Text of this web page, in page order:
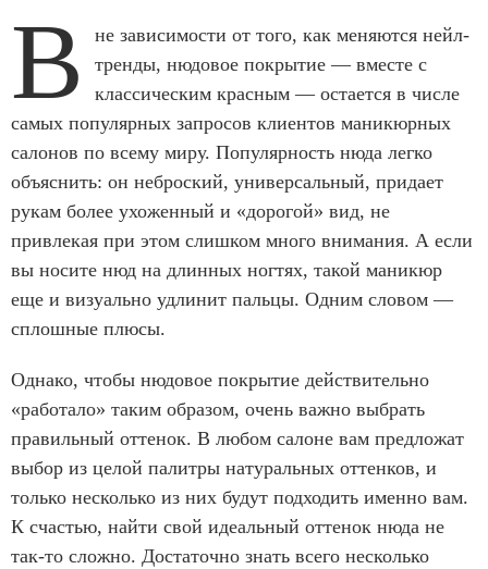
В
не зависимости от того, как меняются нейл-
тренды, нюдовое покрытие — вместе с
классическим красным — остается в числе
самых популярных запросов клиентов маникюрных
салонов по всему миру. Популярность нюда легко
объяснить: он неброский, универсальный, придает
рукам более ухоженный и «дорогой» вид, не
привлекая при этом слишком много внимания. А если
вы носите нюд на длинных ногтях, такой маникюр
еще и визуально удлинит пальцы. Одним словом —
сплошные плюсы.
Однако, чтобы нюдовое покрытие действительно
«работало» таким образом, очень важно выбрать
правильный оттенок. В любом салоне вам предложат
выбор из целой палитры натуральных оттенков, и
только несколько из них будут подходить именно вам.
К счастью, найти свой идеальный оттенок нюда не
так-то сложно. Достаточно знать всего несколько